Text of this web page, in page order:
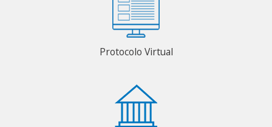
Protocolo Virtual